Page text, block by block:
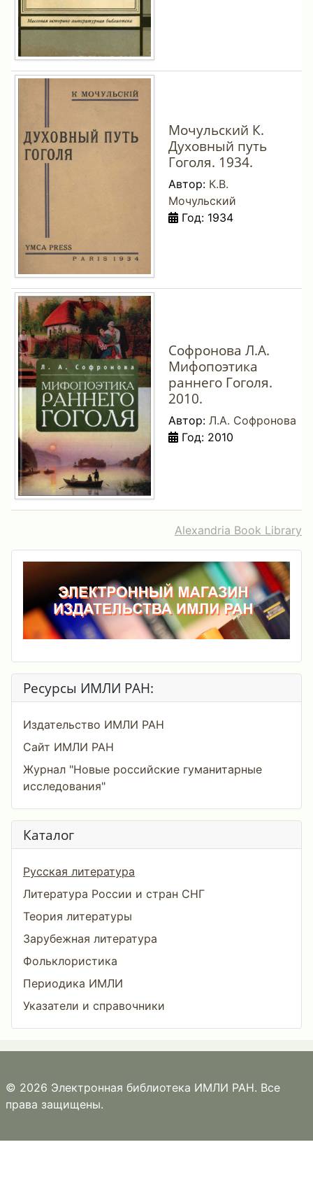
Мочульский К.
Духовный путь
Гоголя. 1934.
Автор: К.В.
Мочульский
Год: 1934
Софронова Л.А.
Мифопоэтика
раннего Гоголя.
2010.
Автор: Л.А. Софронова
Год: 2010
Alexandria Book Library
Ресурсы ИМЛИ РАН:
Издательство ИМЛИ РАН
Сайт ИМЛИ РАН
Журнал "Новые российские гуманитарные
исследования"
Каталог
Русская литература
Литература России и стран СНГ
Теория литературы
Зарубежная литература
Фольклористика
Периодика ИМЛИ
Указатели и справочники
© 2026 Электронная библиотека ИМЛИ РАН. Все
права защищены.